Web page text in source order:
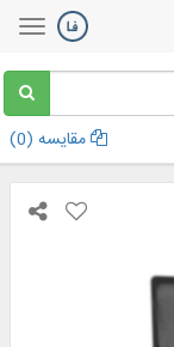
مقایسه (0
)